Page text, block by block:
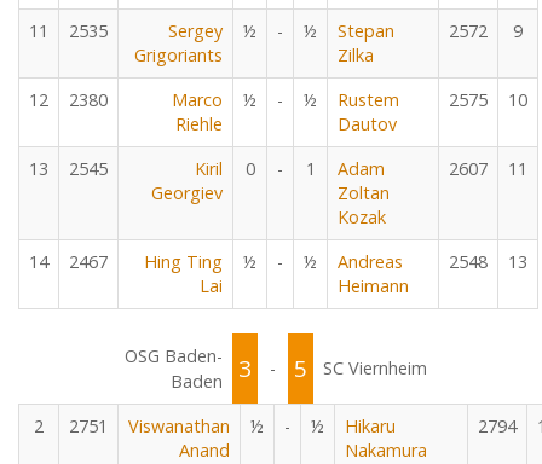
11 2535
Sergey
Grigoriants
½ - ½
Stepan
Zilka
2572 9
12 2380
Marco
Riehle
½ - ½
Rustem
Dautov
2575 10
13 2545
Kiril
Georgiev
0 - 1
Adam
Zoltan
Kozak
2607 11
14 2467
Hing Ting
Lai
½ - ½
Andreas
Heimann
2548 13
OSG Baden-
Baden
3 - 5 SC Viernheim
2 2751
Viswanathan
Anand
½ - ½
Hikaru
Nakamura
2794